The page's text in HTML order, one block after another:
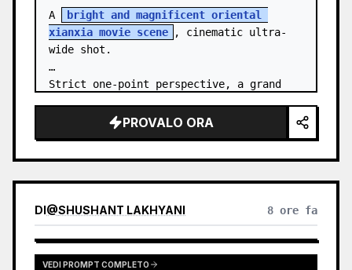
A
bright and magnificent oriental
xianxia movie scene
, cinematic ultra-
wide shot.
Strict one-point perspective, a grand
golden jade, passing through the sea of
clouds from the bottom…
PROVALO ORA
DI@SHUSHANT LAKHYANI 8 ore fa
VEDI PROMPT COMPLETO